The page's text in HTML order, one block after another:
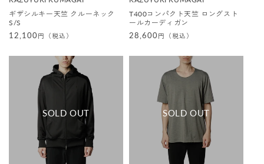
元
:
ギザシルキー天竺 クルーネック
S/S
通
価
12,100円（税込）
元
:
T400コンパクト天竺 ロングスト
ールカーディガン
通
価
28,600円（税込）